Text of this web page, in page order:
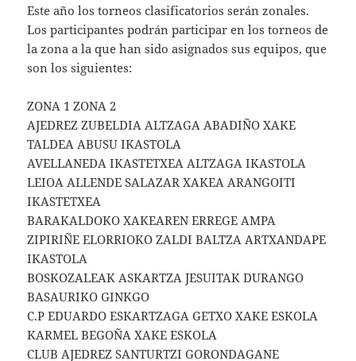
Este año los torneos clasificatorios serán zonales.
Los participantes podrán participar en los torneos de
la zona a la que han sido asignados sus equipos, que
son los siguientes:
ZONA 1 ZONA 2
AJEDREZ ZUBELDIA ALTZAGA ABADIÑO XAKE
TALDEA ABUSU IKASTOLA
AVELLANEDA IKASTETXEA ALTZAGA IKASTOLA
LEIOA ALLENDE SALAZAR XAKEA ARANGOITI
IKASTETXEA
BARAKALDOKO XAKEAREN ERREGE AMPA
ZIPIRIÑE ELORRIOKO ZALDI BALTZA ARTXANDAPE
IKASTOLA
BOSKOZALEAK ASKARTZA JESUITAK DURANGO
BASAURIKO GINKGO
C.P EDUARDO ESKARTZAGA GETXO XAKE ESKOLA
KARMEL BEGOÑA XAKE ESKOLA
CLUB AJEDREZ SANTURTZI GORONDAGANE